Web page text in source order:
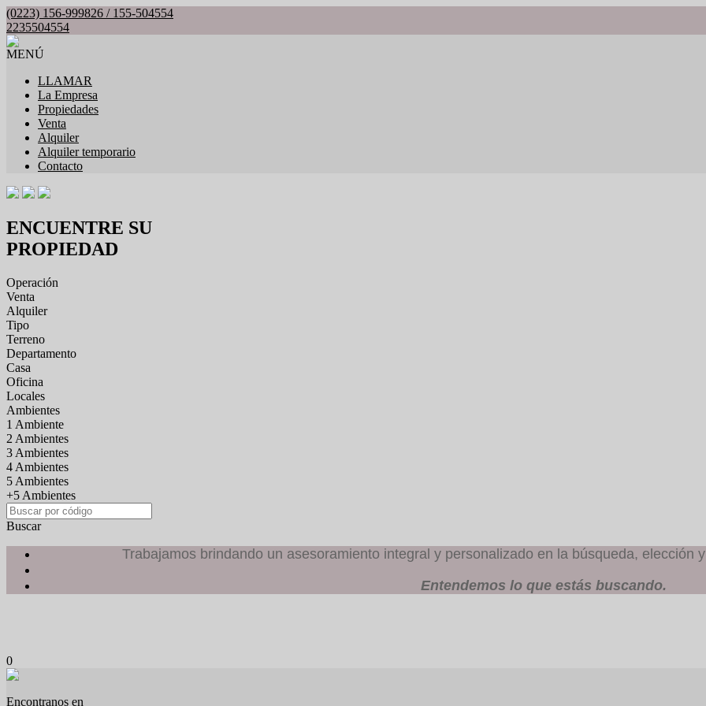
(0223) 156-999826 / 155-504554
2235504554
MENÚ
LLAMAR
La Empresa
Propiedades
Venta
Alquiler
Alquiler temporario
Contacto
ENCUENTRE SU
PROPIEDAD
Operación
Venta
Alquiler
Tipo
Terreno
Departamento
Casa
Oficina
Locales
Ambientes
1 Ambiente
2 Ambientes
3 Ambientes
4 Ambientes
5 Ambientes
+5 Ambientes
Buscar
Trabajamos brindando un asesoramiento integral y personalizado en la búsqueda, elección
Entendemos lo que estás buscando.
0
Encontranos en